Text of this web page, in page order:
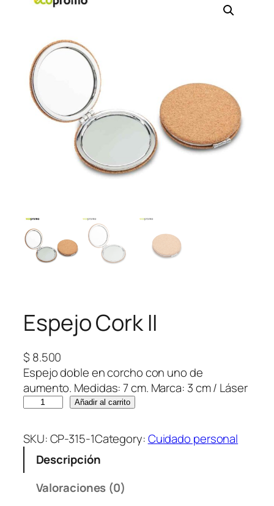
Espejo Cork II
$ 8.500
Espejo doble en corcho con uno de
aumento. Medidas: 7 cm. Marca: 3 cm / Láser
p
e
Añadir al carrito
SKU:CP-315-1Category:Cuidado personal
Descripción
Valoraciones (0)